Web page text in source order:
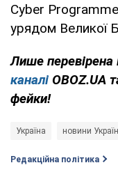
Cyber
урядом Великої
Лише перевірена
каналі OBOZ.UA
фейки!
Україна новини
Редакційна політика